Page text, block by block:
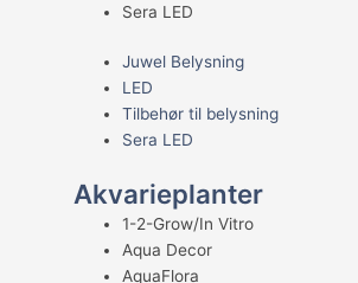
Sera LED
Juwel Belysning
LED
Tilbehør til belysning
Sera LED
Akvarieplanter
1-2-Grow/In Vitro
Aqua Decor
AquaFlora